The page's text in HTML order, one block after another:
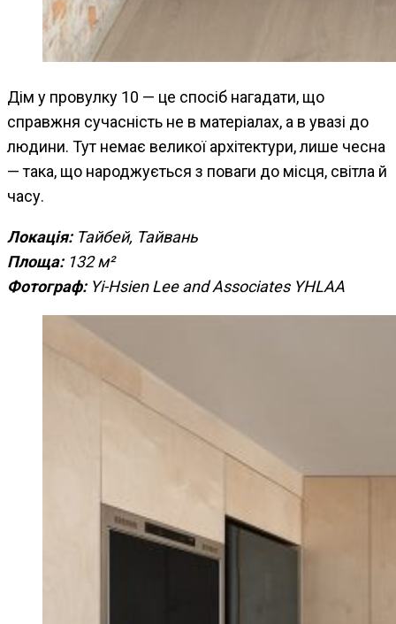
Дім у провулку 10 — це спосіб нагадати, що
справжня сучасність не в матеріалах, а в увазі до
людини. Тут немає великої архітектури, лише чесна
— така, що народжується з поваги до місця, світла й
часу.
Локація:Тайбей, Тайвань
Площа:132 м²
Фотограф:Yi-Hsien Lee and Associates YHLAA